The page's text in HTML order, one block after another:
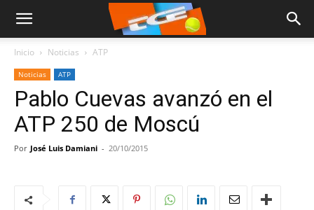
Inicio Noticias ATP
Noticias ATP
Pablo Cuevas avanzó en el
ATP 250 de Moscú
Por José Luis Damiani - 20/10/2015